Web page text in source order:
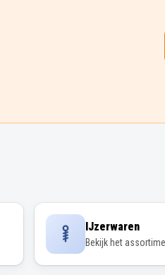
IJzerwaren
Bekijk het